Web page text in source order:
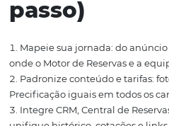
encontra valores conflitantes
Tarifa-base dinâmica:
ocupação e eventos locais.
Benefício no canal